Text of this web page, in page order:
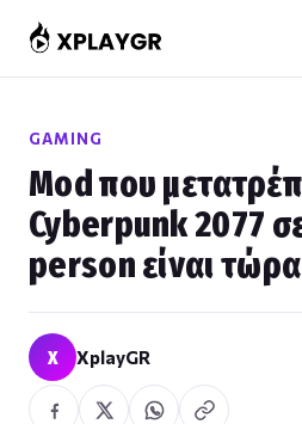
στο
περιεχόμενο
GAMING
Mod που
Cyberpunk 2077
person είναι
X XplayGR